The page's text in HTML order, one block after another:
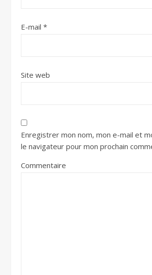
E-mail *
Site web
Enregistrer mon nom, mon e-mail et
le navigateur pour mon prochain
Commentaire